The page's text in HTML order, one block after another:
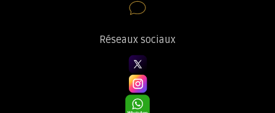
Réseaux sociaux